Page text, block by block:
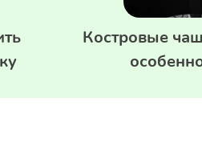
Костровые